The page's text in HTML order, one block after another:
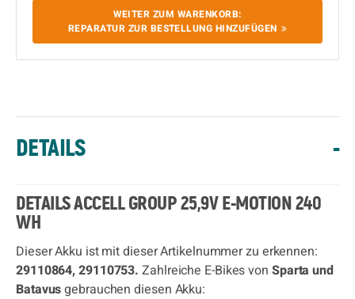
WEITER ZUM WARENKORB:
REPARATUR ZUR BESTELLUNG HINZUFÜGEN
DETAILS -
DETAILS ACCELL GROUP 25,9V E-MOTION 240
WH
Dieser Akku ist mit dieser Artikelnummer zu erkennen:
29110864, 29110753.Zahlreiche E-Bikes von Sparta und
Batavusgebrauchen diesen Akku: